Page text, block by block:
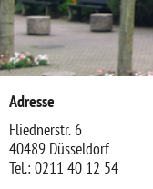
Adresse
Fliednerstr. 6
40489 Düsseldorf
Tel.: 0211 40 12 54